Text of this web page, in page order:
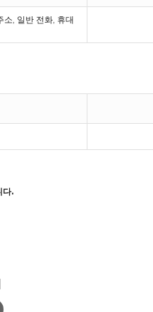
소, 일반 전화, 휴대
다.